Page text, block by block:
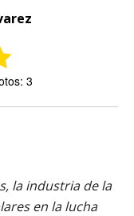
3
la industria de la
en la lucha